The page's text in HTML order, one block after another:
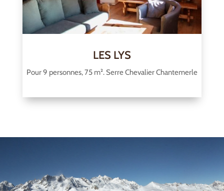
LES LYS
Pour 9 personnes, 75 m². Serre Chevalier Chantemerle